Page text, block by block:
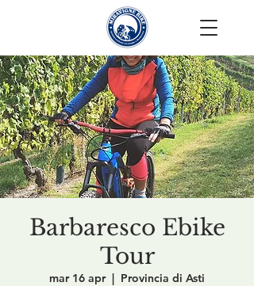
Barbaresco Ebike
Tour
mar 16 apr
  |
Provincia di Asti